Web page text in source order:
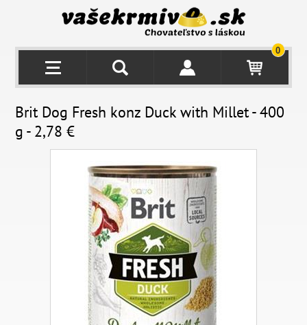
0
Brit Dog Fresh konz Duck with Millet - 400
g - 2,78 €